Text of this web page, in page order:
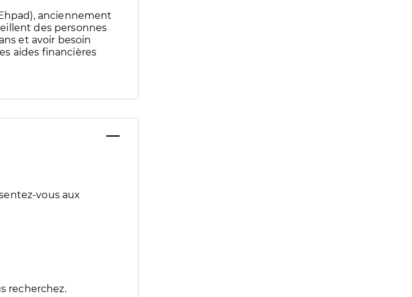
anciennement
des personnes
et avoir besoin
aides financières
vous aux
recherchez.